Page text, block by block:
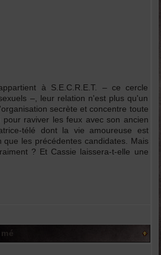
à S.E.C.R.E.T. – ce cercle
–, leur relation n'est plus qu'un
secrète et concentre toute
raviver les feux avec son ancien
télé dont la vie amoureuse est
les précédentes candidates. Mais
? Et Cassie laissera-t-elle une